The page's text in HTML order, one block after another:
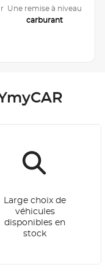
Une remise à niveau
carburant
Large choix de
véhicules
disponibles en
stock